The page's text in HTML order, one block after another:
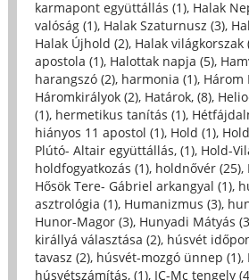
karmapont együttállás (1), Halak
valóság (1), Halak Szaturnusz (3),
Halak Újhold (2), Halak világkorszak
apostola (1), Halottak napja (5),
harangszó (2), harmonia (1), Három
Háromkirályok (2), Határok, (8),
(1), hermetikus tanítás (1),
hiányos 11 apostol (1), Hold (1),
Plútó- Altair együttállás, (1), Hold-
holdfogyatkozás (1), holdnővér (25),
Hősök Tere- Gábriel arkangyal (1),
asztrológia (1), Humanizmus (3),
Hunor-Magor (3), Hunyadi Mátyás
királlyá választása (2), húsvét
tavasz (2), húsvét-mozgó ünnep (1),
húsvétszámítás, (1), IC-Mc tengely